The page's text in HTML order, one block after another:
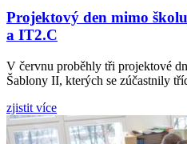
Projektový den mimo
a IT2.C
V červnu proběhly tři projektové
Šablony II, kterých se zúčastnily
zjistit více